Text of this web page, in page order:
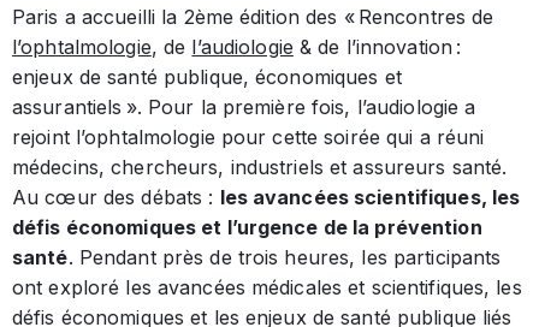
Paris a accueilli la 2ème édition des « Rencontres de
l’ophtalmologie, de l’audiologie & de l’innovation :
enjeux de santé publique, économiques et
assurantiels ». Pour la première fois, l’audiologie a
rejoint l’ophtalmologie pour cette soirée qui a réuni
médecins, chercheurs, industriels et assureurs santé.
Au cœur des débats : les avancées scientifiques, les
défis économiques et l’urgence de la prévention
santé. Pendant près de trois heures, les participants
ont exploré les avancées médicales et scientifiques, les
défis économiques et les enjeux de santé publique liés